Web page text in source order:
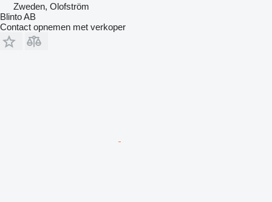
Zweden, Olofström
Blinto AB
Contact opnemen met verkoper